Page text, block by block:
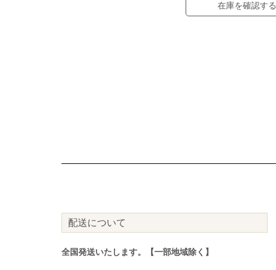
在庫を確認する
配送について
全国発送いたします。【一部地域除く】